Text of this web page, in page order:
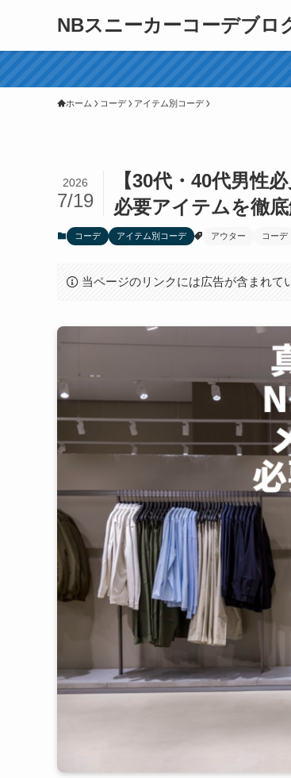
NBスニーカーコーデブロ
ホーム コーデ アイテム別コーデ
【30代・40代男性
必要アイテムを徹
2026
7/19
コーデ アイテム別コーデ アウター コーデ
当ページのリンクには広告が含まれて